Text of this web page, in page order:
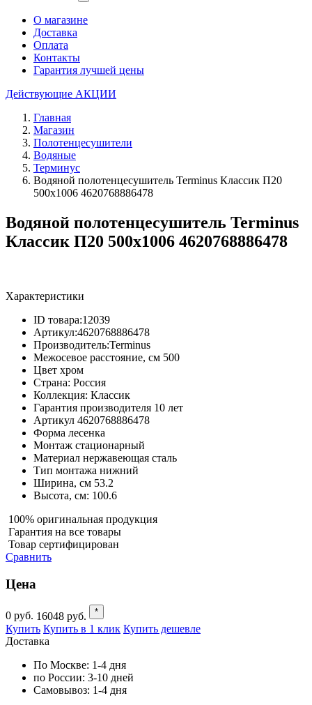
О магазине
Доставка
Оплата
Контакты
Гарантия лучшей цены
Действующие АКЦИИ
Главная
Магазин
Полотенцесушители
Водяные
Терминус
Водяной полотенцесушитель Terminus Классик П20
500х1006 4620768886478
Водяной полотенцесушитель Terminus
Классик П20 500х1006 4620768886478
Характеристики
ID товара:12039
Артикул:4620768886478
Производитель:Terminus
Межосевое расстояние, см 500
Цвет хром
Страна: Россия
Коллекция: Классик
Гарантия производителя 10 лет
Артикул 4620768886478
Форма лесенка
Монтаж стационарный
Материал нержавеющая сталь
Тип монтажа нижний
Ширина, см 53.2
Высота, см: 100.6
100% оригинальная продукция
Гарантия на все товары
Товар сертифицирован
Сравнить
Цена
0 руб. 16048 руб. *
Купить Купить в 1 клик Купить дешевле
Доставка
По Москве: 1-4 дня
по России: 3-10 дней
Самовывоз: 1-4 дня